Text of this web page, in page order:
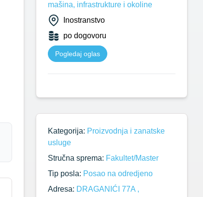
mašina, infrastrukture i okoline
Inostranstvo
po dogovoru
Pogledaj oglas
Kategorija: Proizvodnja i zanatske
usluge
Stručna sprema: Fakultet/Master
Tip posla: Posao na odredjeno
Adresa: DRAGANIĆI 77A ,